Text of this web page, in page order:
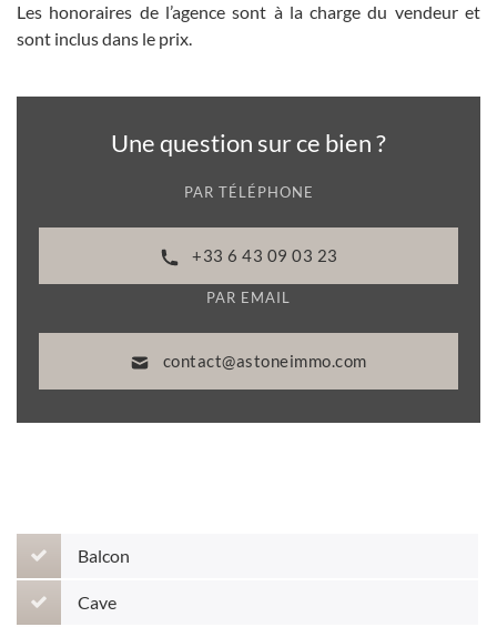
Les honoraires de l’agence sont à la charge du vendeur et
sont inclus dans le prix.
Une question sur ce bien ?
PAR TÉLÉPHONE
+33 6 43 09 03 23
PAR EMAIL
contact@astoneimmo.com
Balcon
Cave